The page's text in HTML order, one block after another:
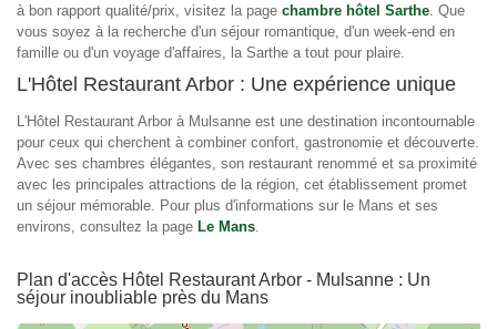
à bon rapport qualité/prix, visitez la page chambre hôtel Sarthe. Que
vous soyez à la recherche d'un séjour romantique, d'un week-end en
famille ou d'un voyage d'affaires, la Sarthe a tout pour plaire.
L'Hôtel Restaurant Arbor : Une expérience unique
L'Hôtel Restaurant Arbor à Mulsanne est une destination incontournable
pour ceux qui cherchent à combiner confort, gastronomie et découverte.
Avec ses chambres élégantes, son restaurant renommé et sa proximité
avec les principales attractions de la région, cet établissement promet
un séjour mémorable. Pour plus d'informations sur le Mans et ses
environs, consultez la page Le Mans.
Plan d'accès Hôtel Restaurant Arbor - Mulsanne : Un
séjour inoubliable près du Mans